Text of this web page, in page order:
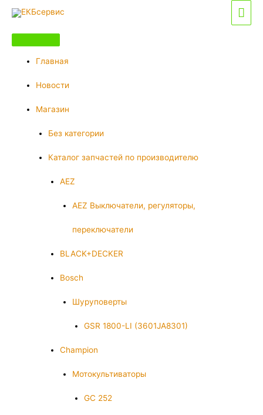
Перейти
содержимому
Главная
Новости
Магазин
Без категории
Каталог запчастей по производителю
AEZ
AEZ Выключатели, регуляторы,
переключатели
BLACK+DECKER
Bosch
Шуруповерты
GSR 1800-LI (3601JA8301)
Champion
Мотокультиваторы
GC 252